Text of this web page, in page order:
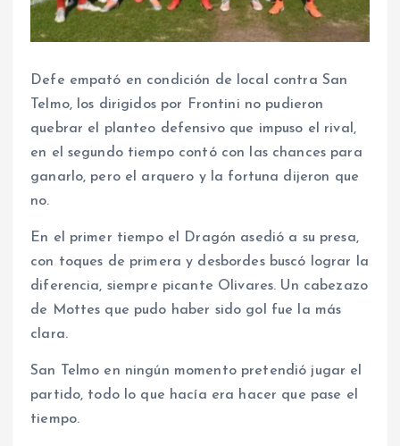
Defe empató en condición de local contra San
Telmo, los dirigidos por Frontini no pudieron
quebrar el planteo defensivo que impuso el rival,
en el segundo tiempo contó con las chances para
ganarlo, pero el arquero y la fortuna dijeron que
no.
En el primer tiempo el Dragón asedió a su presa,
con toques de primera y desbordes buscó lograr la
diferencia, siempre picante Olivares. Un cabezazo
de Mottes que pudo haber sido gol fue la más
clara.
San Telmo en ningún momento pretendió jugar el
partido, todo lo que hacía era hacer que pase el
tiempo.